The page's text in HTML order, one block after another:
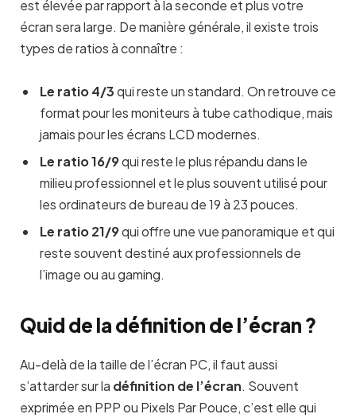
est élevée par rapport à la seconde et plus votre
écran sera large. De manière générale, il existe trois
types de ratios à connaître :
Le ratio 4/3qui reste un standard. On retrouve ce
format pour les moniteurs à tube cathodique, mais
jamais pour les écrans LCD modernes.
Le ratio 16/9qui reste le plus répandu dans le
milieu professionnel et le plus souvent utilisé pour
les ordinateurs de bureau de 19 à 23 pouces.
Le ratio 21/9qui offre une vue panoramique et qui
reste souvent destiné aux professionnels de
l’image ou au gaming.
Quid de la définition de l’écran ?
Au-delà de la taille de l’écran PC, il faut aussi
s’attarder sur la définition de l’écran. Souvent
exprimée en PPP ou Pixels Par Pouce, c’est elle qui